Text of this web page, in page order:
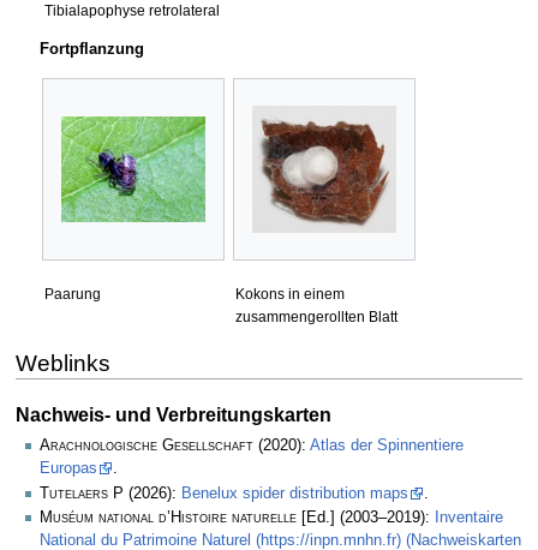
Tibialapophyse retrolateral
Fortpflanzung
Paarung
Kokons in einem
zusammengerollten Blatt
Weblinks
Nachweis- und Verbreitungskarten
Arachnologische Gesellschaft (2020): Atlas der Spinnentiere
Europas
.
Tutelaers P (2026): Benelux spider distribution maps
Muséum national d’Histoire naturelle [Ed.] (2003–2019):
Inventaire
National du Patrimoine Naturel (https://inpn.mnhn.fr) (Nachweiskarten